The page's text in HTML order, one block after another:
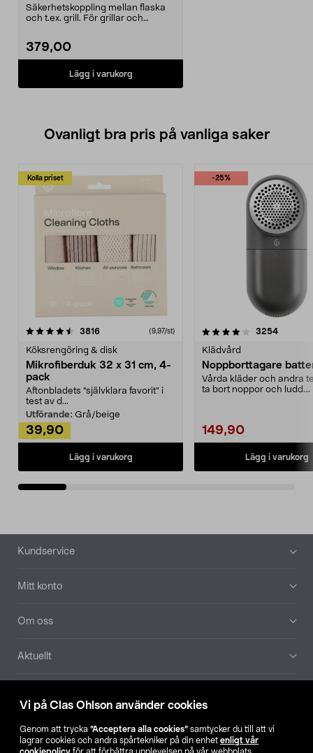
Vi på Clas Ohlson använder cookies
Genom att trycka ”Acceptera alla cookies” samtycker du till att vi
lagrar cookies och andra spårtekniker på din enhet enligt vår
Säkerhetskoppling mellan flaska
och t.ex. grill. För grillar och
379,00
Lägg i varukorg
Ovanligt bra pris på vanliga saker
Kolla priset
3816recensioner (9,97/st)
Köksrengöring & disk
Mikrofiberduk 32 x 31 cm, 4-
pack
Aftonbladets "självklara favorit” i
test av d...
Utförande: Grå/beige
39,90
Lägg i varukorg
-25%
4.0av 5 stjärnor 3254
Klädvård
Noppborttagare
Vårda kläder och andra
ta bort noppor och ludd.
149,90
Lägg i varukorg
4.5av 5 stjärnor
Sidfot
Kundservice
Mitt konto
Om oss
Aktuellt
Hitta butik